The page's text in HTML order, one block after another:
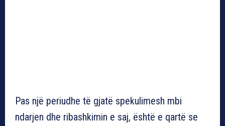
Pas një periudhe të gjatë spekulimesh mbi
ndarjen dhe ribashkimin e saj, është e qartë se